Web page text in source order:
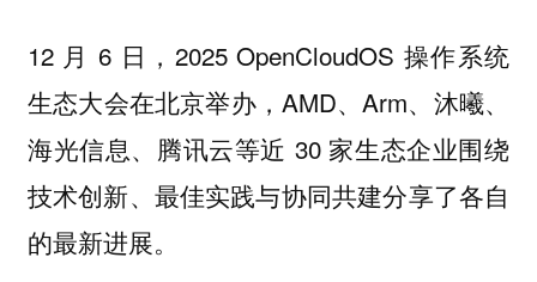
12 月 6 日，2025 OpenCloudOS 操作系统
生态大会在北京举办，AMD、Arm、沐曦、
海光信息、腾讯云等近 30 家生态企业围绕
技术创新、最佳实践与协同共建分享了各自
的最新进展。